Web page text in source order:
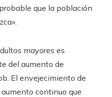
que la población
mayores es
del aumento de
El envejecimiento de
continuo que